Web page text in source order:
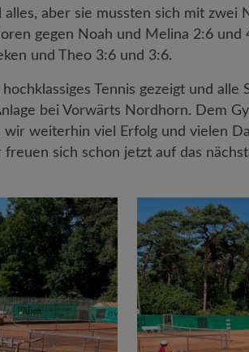
alles, aber sie mussten sich mit zwei
gegen Noah und Melina 2:6 und
und Theo 3:6 und 3:6.
Tennis gezeigt und alle
bei Vorwärts Nordhorn. Dem
weiterhin viel Erfolg und vielen
sich schon jetzt auf das